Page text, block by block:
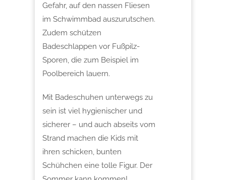
Gefahr, auf den nassen Fliesen
im Schwimmbad auszurutschen.
Zudem schützen
Badeschlappen vor Fußpilz-
Sporen, die zum Beispiel im
Poolbereich lauern.
Mit Badeschuhen unterwegs zu
sein ist viel hygienischer und
sicherer – und auch abseits vom
Strand machen die Kids mit
ihren schicken, bunten
Schühchen eine tolle Figur. Der